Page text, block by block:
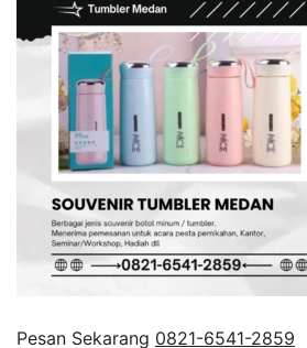
Pesan Sekarang 0821-6541-2859